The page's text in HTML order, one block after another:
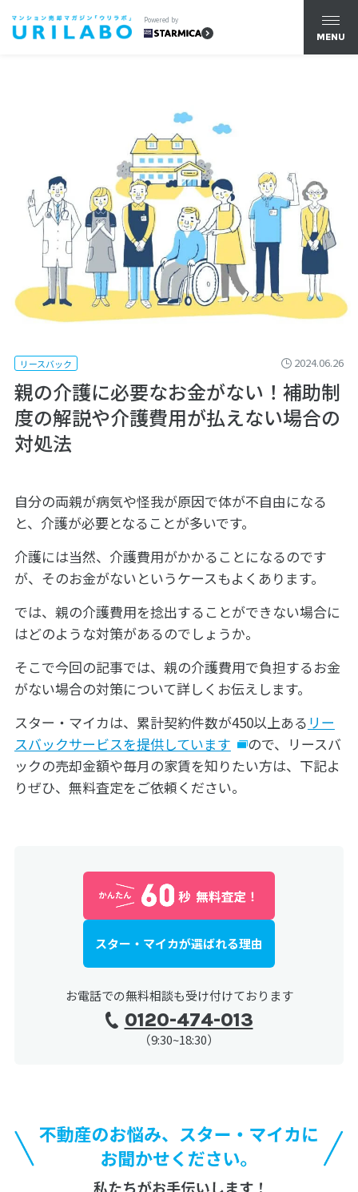
Powered by
MENU
リースバック 2024.06.26
親の介護に必要なお金がない！補助制
度の解説や介護費用が払えない場合の
対処法
自分の両親が病気や怪我が原因で体が不自由になる
と、介護が必要となることが多いです。
介護には当然、介護費用がかかることになるのです
が、そのお金がないというケースもよくあります。
では、親の介護費用を捻出することができない場合に
はどのような対策があるのでしょうか。
そこで今回の記事では、親の介護費用で負担するお金
がない場合の対策について詳しくお伝えします。
スター・マイカは、累計契約件数が450以上ある リー
スバックサービスを提供しています
ので、リースバ
ックの売却金額や毎月の家賃を知りたい方は、下記よ
りぜひ、無料査定をご依頼ください。
スター・マイカが選ばれる理由
お電話での無料相談も受け付けております
0120-474-013
（9:30~18:30）